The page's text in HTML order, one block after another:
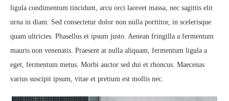
ligula condimentum tincidunt, arcu orci laoreet massa, nec sagittis elit
urna in diam. Sed consectetur dolor non nulla porttitor, in scelerisque
quam ultricies. Phasellus et ipsum justo. Aenean fringilla a fermentum
mauris non venenatis. Praesent at nulla aliquam, fermentum ligula a
eget, fermentum metus. Morbi auctor sed dui et rhoncus. Maecenas
varius suscipit ipsum, vitae et pretium est mollis nec.